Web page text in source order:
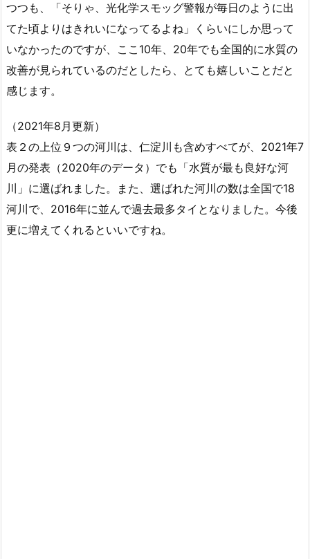
つつも、「そりゃ、光化学スモッグ警報が毎日のように出
てた頃よりはきれいになってるよね」くらいにしか思って
いなかったのですが、ここ10年、20年でも全国的に水質の
改善が見られているのだとしたら、とても嬉しいことだと
感じます。
（2021年8月更新）
表２の上位９つの河川は、仁淀川も含めすべてが、2021年7
月の発表（2020年のデータ）でも「水質が最も良好な河
川」に選ばれました。また、選ばれた河川の数は全国で18
河川で、2016年に並んで過去最多タイとなりました。今後
更に増えてくれるといいですね。